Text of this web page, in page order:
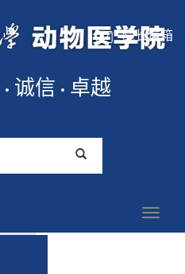
院长信箱
诚信 卓越